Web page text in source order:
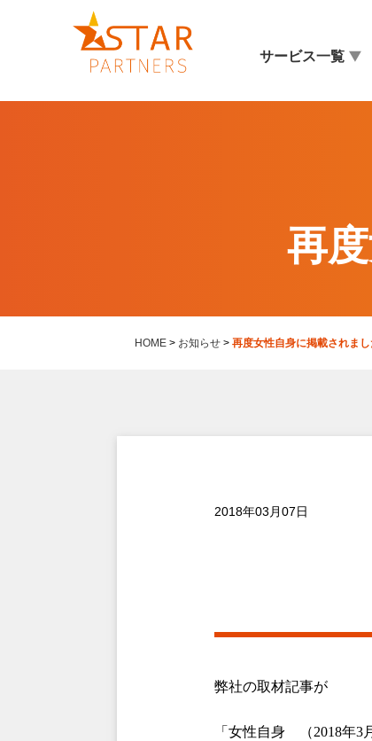
サービス一覧
再
HOME > お知らせ > 再度女性自身に掲載されまし
2018年03月07日
弊社の取材記事が
「女性自身 （2018年3